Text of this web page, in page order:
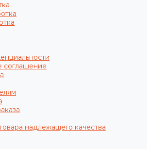
соглашение
надлежащего качества